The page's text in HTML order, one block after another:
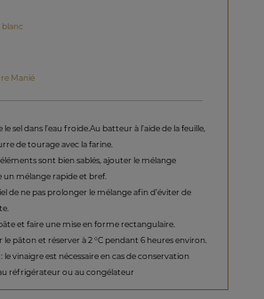
blanc
Manié
sel dans l’eau froide.Au batteur à l’aide de la feuille,
de tourage avec la farine.
sont bien sablés, ajouter le mélange
un mélange rapide et bref.
de ne pas prolonger le mélange afin d’éviter de
et faire une mise en forme rectangulaire.
le pâton et réserver à 2 °C pendant 6 heures environ.
le vinaigre est nécessaire en cas de conservation
réfrigérateur ou au congélateur